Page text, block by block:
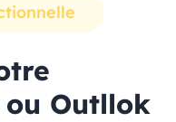
Outllok